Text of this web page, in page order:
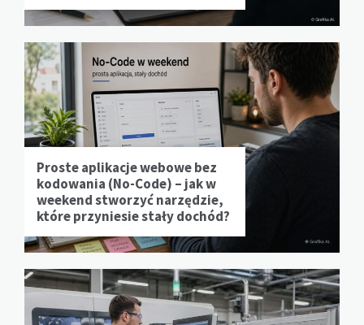
Proste aplikacje webowe bez
kodowania (No-Code) – jak w
weekend stworzyć narzędzie,
które przyniesie stały dochód?